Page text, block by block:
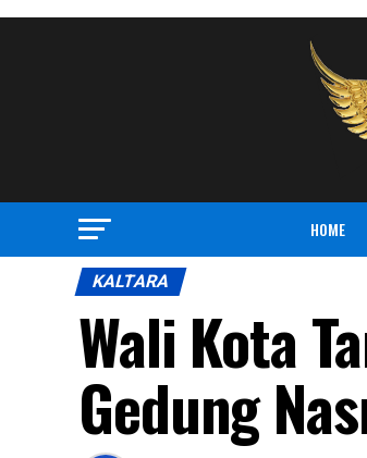
HOME
KALTARA
Wali Kota
Gedung